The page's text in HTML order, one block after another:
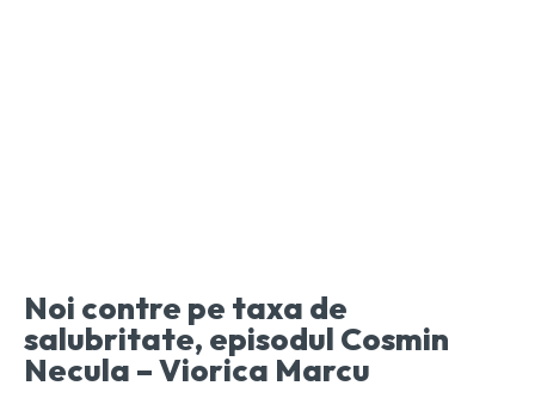
Noi contre pe taxa de
salubritate, episodul Cosmin
Necula – Viorica Marcu